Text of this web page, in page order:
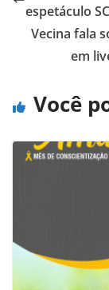
espetáculo
Vecina fala
em
Você